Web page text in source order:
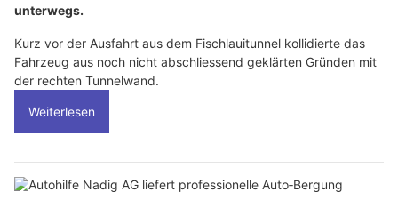
unterwegs.
Kurz vor der Ausfahrt aus dem Fischlauitunnel kollidierte das
Fahrzeug aus noch nicht abschliessend geklärten Gründen mit
der rechten Tunnelwand.
Weiterlesen